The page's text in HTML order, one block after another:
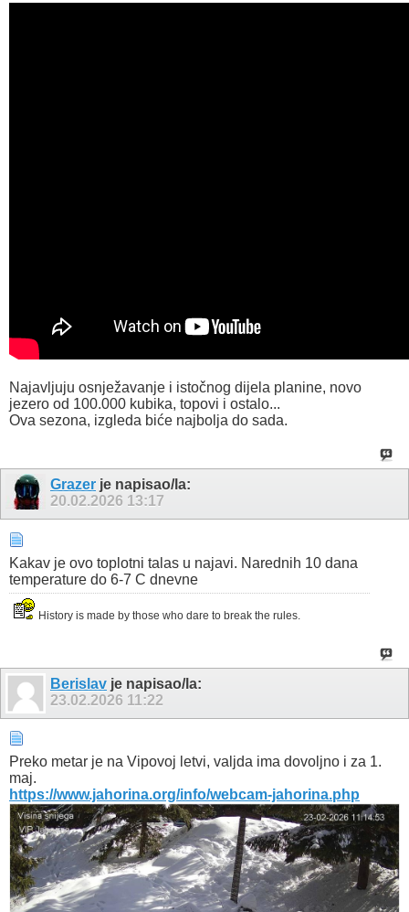
Najavljuju osnježavanje i istočnog dijela planine, novo
jezero od 100.000 kubika, topovi i ostalo...
Ova sezona, izgleda biće najbolja do sada.
Grazer je napisao/la:
20.02.2026 13:17
Kakav je ovo toplotni talas u najavi. Narednih 10 dana
temperature do 6-7 C dnevne
History is made by those who dare to break the rules.
Berislav je napisao/la:
23.02.2026 11:22
Preko metar je na Vipovoj letvi, valjda ima dovoljno i za 1.
maj.
https://www.jahorina.org/info/webcam-jahorina.php